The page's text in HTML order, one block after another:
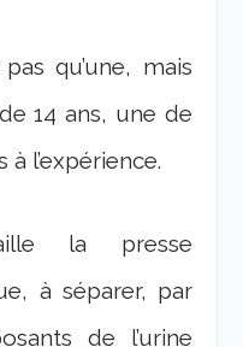
qu’une, mais
14 ans, une de
à l’expérience.
la presse
à séparer, par
de l’urine